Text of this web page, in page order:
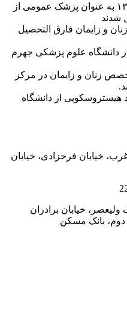
خانم دکتر زهرا زارعیان در سال ۱۳۷۱ به عنوان پزشک عمومی از
شدند
زنان و زایمان فارق التحصیل
۱۳۷۶ تا ۱۳۸۴ استادیار دانشگاه علوم پزشکی جهرم
متخصص زنان و زایمان در مرکز
از دانشگاه
خیابان فرحزادی، خیابان
خیابان برادران
دوم، بانک مسکن